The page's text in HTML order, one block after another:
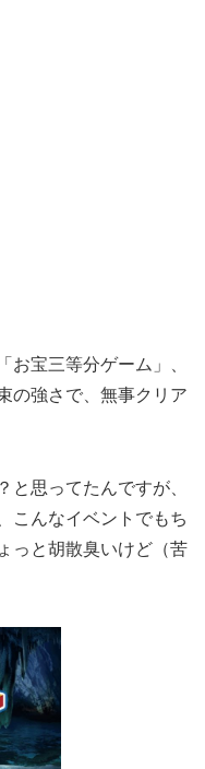
お宝三等分ゲーム」、
の強さで、無事クリア
と思ってたんですが、
こんなイベントでもち
っと胡散臭いけど（苦